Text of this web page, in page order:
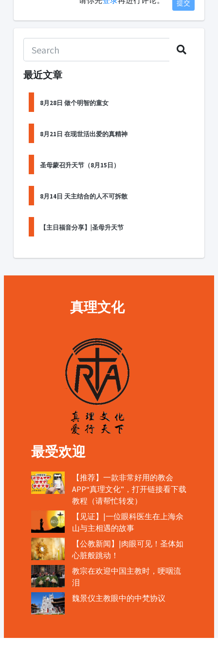
提交
最近文章
8月28日 做个明智的童女
8月21日 在现世活出爱的真精神
圣母蒙召升天节（8月15日）
8月14日 天主结合的人不可拆散
【主日福音分享】|圣母升天节
真理文化
最受欢迎
【推荐】一款非常好用的教会
APP“真理文化”，打开链接看下载
教程（请帮忙转发）
【见证】|一位眼科医生在上海佘
山与主相遇的故事
【公教新闻】|肉眼可见！圣体如
心脏般跳动！
教宗在欢迎中国主教时，哽咽流
泪
魏景仪主教眼中的中梵协议